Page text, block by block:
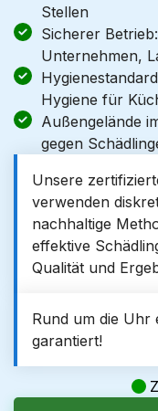
Stellen
Sicherer
Unternehmen,
Hygiene für
Außengelände
gegen
Unsere
verwenden
nachhaltige
effektive
Qualität und
Rund um die Uhr
garantiert!